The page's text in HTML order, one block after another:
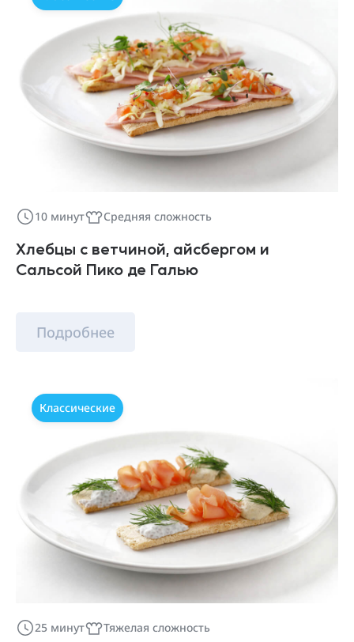
10 минут Средняя сложность
Хлебцы с ветчиной, айсбергом и
Сальсой Пико де Галью
Подробнее
Классические
25 минут Тяжелая сложность